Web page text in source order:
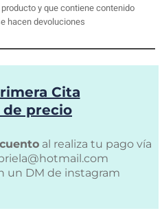
y que contiene contenido
hacen devoluciones
Cita
precio
al realiza tu pago vía
un DM de instagram